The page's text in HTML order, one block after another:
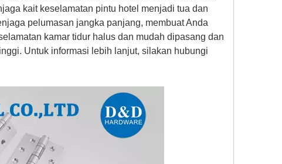
kait keselamatan pintu hotel menjadi tua dan
pelumasan jangka panjang, membuat Anda
kamar tidur halus dan mudah dipasang dan
Untuk informasi lebih lanjut, silakan hubungi